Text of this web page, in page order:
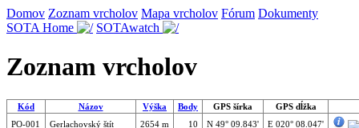
Domov Zoznam vrcholov Mapa vrcholov Fórum Dokumenty
SOTA Home
SOTAwatch
Zoznam vrcholov
Kód Názov Výška Body GPS šírka
GPS dĺžka
PO-001
Gerlachovský štít 2654 m 10 N 49° 09.843' E 020° 08.047'